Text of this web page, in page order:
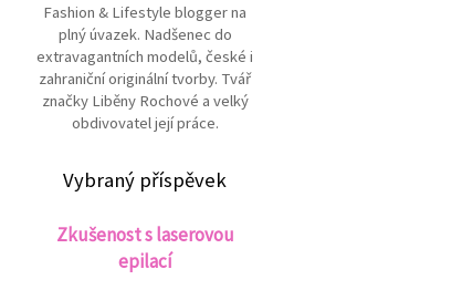
Fashion & Lifestyle blogger na
plný úvazek. Nadšenec do
extravagantních modelů, české i
zahraniční originální tvorby. Tvář
značky Liběny Rochové a velký
obdivovatel její práce.
Vybraný příspěvek
Zkušenost s laserovou
epilací